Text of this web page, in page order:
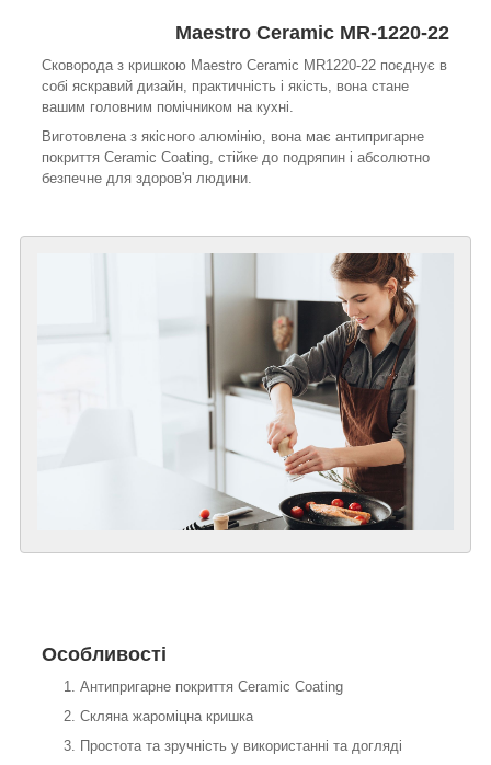
Maestro Ceramic MR-1220-22
Сковорода з кришкою Maestro Ceramic MR1220-22 поєднує в
собі яскравий дизайн, практичність і якість, вона стане
вашим головним помічником на кухні.
Виготовлена з якісного алюмінію, вона має антипригарне
покриття Ceramic Coating, стійке до подряпин і абсолютно
безпечне для здоров'я людини.
Особливості
Антипригарне покриття Ceramic Coating
Скляна жароміцна кришка
Простота та зручність у використанні та догляді